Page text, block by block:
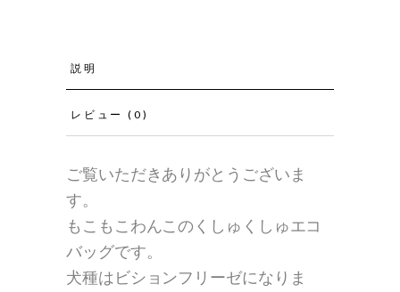
説明
レビュー (0)
ご覧いただきありがとうございま
す。
もこもこわんこのくしゅくしゅエコ
バッグです。
犬種はビションフリーゼになりま